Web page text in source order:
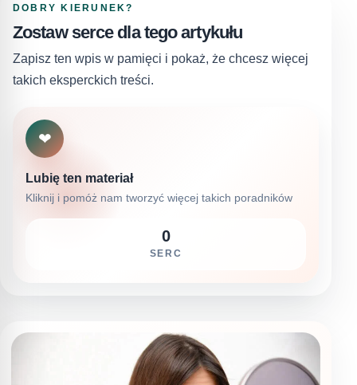
DOBRY KIERUNEK?
Zostaw serce dla tego artykułu
Zapisz ten wpis w pamięci i pokaż, że chcesz więcej
takich eksperckich treści.
❤
Lubię ten materiał
Kliknij i pomóż nam tworzyć więcej takich poradników
0
SERC